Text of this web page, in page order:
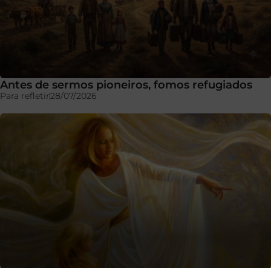
Antes de sermos pioneiros, fomos refugiados
Para refletir28/07/2026